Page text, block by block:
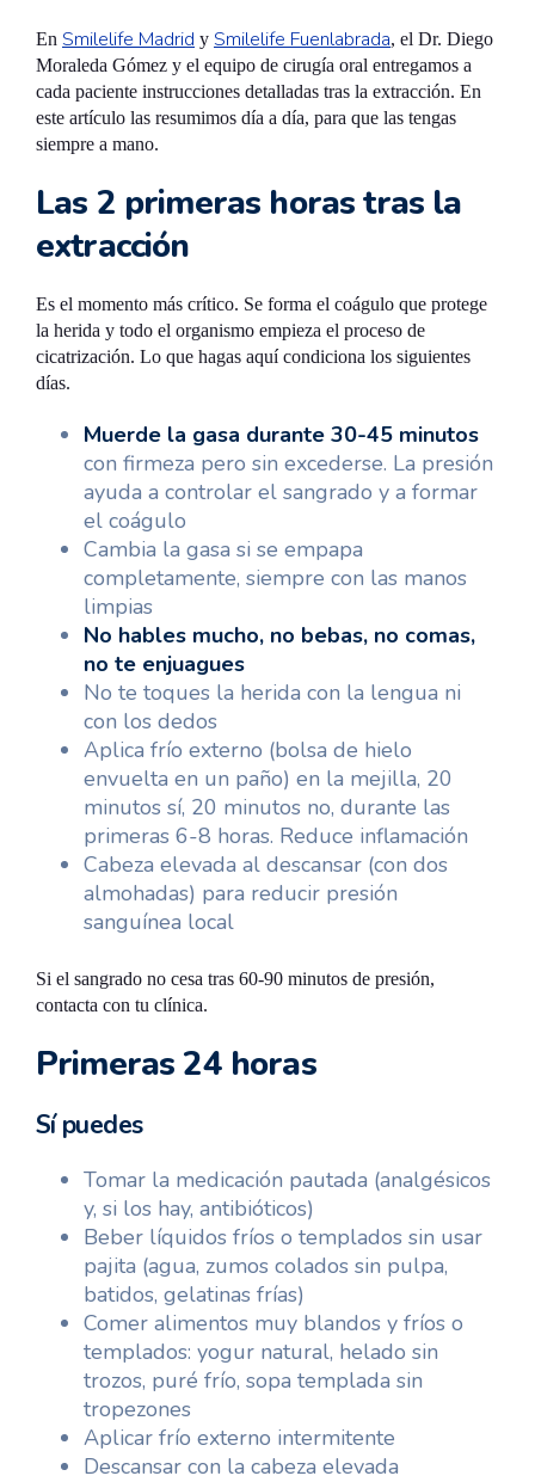
En Smilelife Madrid y Smilelife Fuenlabrada, el Dr. Diego
Moraleda Gómez y el equipo de cirugía oral entregamos a
cada paciente instrucciones detalladas tras la extracción. En
este artículo las resumimos día a día, para que las tengas
siempre a mano.
Las 2 primeras horas tras la
extracción
Es el momento más crítico. Se forma el coágulo que protege
la herida y todo el organismo empieza el proceso de
cicatrización. Lo que hagas aquí condiciona los siguientes
días.
Muerde la gasa durante 30-45 minutos
con firmeza pero sin excederse. La presión
ayuda a controlar el sangrado y a formar
el coágulo
Cambia la gasa si se empapa
completamente, siempre con las manos
limpias
No hables mucho, no bebas, no comas,
no te enjuagues
No te toques la herida con la lengua ni
con los dedos
Aplica frío externo (bolsa de hielo
envuelta en un paño) en la mejilla, 20
minutos sí, 20 minutos no, durante las
primeras 6-8 horas. Reduce inflamación
Cabeza elevada al descansar (con dos
almohadas) para reducir presión
sanguínea local
Si el sangrado no cesa tras 60-90 minutos de presión,
contacta con tu clínica.
Primeras 24 horas
Sí puedes
Tomar la medicación pautada (analgésicos
y, si los hay, antibióticos)
Beber líquidos fríos o templados sin usar
pajita (agua, zumos colados sin pulpa,
batidos, gelatinas frías)
Comer alimentos muy blandos y fríos o
templados: yogur natural, helado sin
trozos, puré frío, sopa templada sin
tropezones
Aplicar frío externo intermitente
Descansar con la cabeza elevada